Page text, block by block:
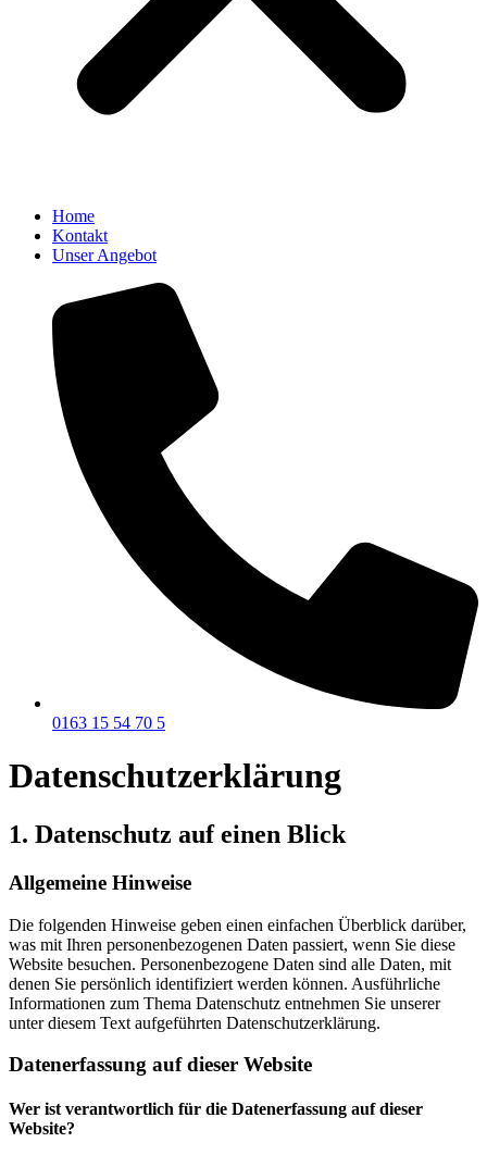
Home
Kontakt
Unser Angebot
0163 15 54 70 5
Datenschutz­erklärung
1. Datenschutz auf einen Blick
Allgemeine Hinweise
Die folgenden Hinweise geben einen einfachen Überblick darüber,
was mit Ihren personenbezogenen Daten passiert, wenn Sie diese
Website besuchen. Personenbezogene Daten sind alle Daten, mit
denen Sie persönlich identifiziert werden können. Ausführliche
Informationen zum Thema Datenschutz entnehmen Sie unserer
unter diesem Text aufgeführten Datenschutzerklärung.
Datenerfassung auf dieser Website
Wer ist verantwortlich für die Datenerfassung auf dieser
Website?